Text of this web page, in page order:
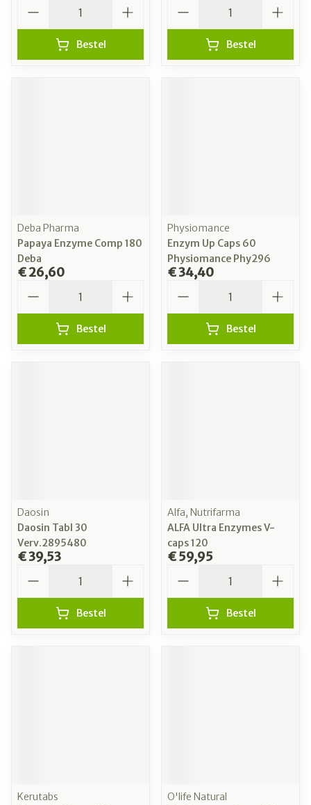
Bestel Bestel
Deba Pharma
Papaya Enzyme Comp 180
Deba
€ 26,60
Bestel
Physiomance
Enzym Up Caps 60
Physiomance Phy296
€ 34,40
Bestel
Daosin
Daosin Tabl 30
Verv.2895480
€ 39,53
Bestel
Alfa, Nutrifarma
ALFA Ultra Enzymes V-
caps 120
€ 59,95
Bestel
Kerutabs
O'life Natural